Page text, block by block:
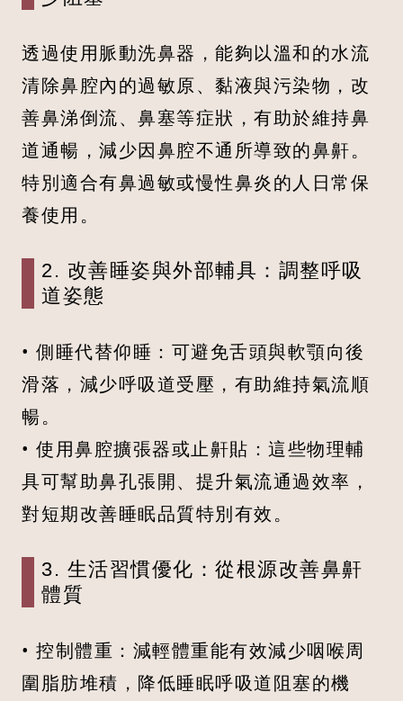
透過使用脈動洗鼻器，能夠以溫和的水流
清除鼻腔內的過敏原、黏液與污染物，改
善鼻涕倒流、鼻塞等症狀，有助於維持鼻
道通暢，減少因鼻腔不通所導致的鼻鼾。
特別適合有鼻過敏或慢性鼻炎的人日常保
養使用。
2. 改善睡姿與外部輔具：調整呼吸
道姿態
• 側睡代替仰睡：可避免舌頭與軟顎向後
滑落，減少呼吸道受壓，有助維持氣流順
暢。
• 使用鼻腔擴張器或止鼾貼：這些物理輔
具可幫助鼻孔張開、提升氣流通過效率，
對短期改善睡眠品質特別有效。
3. 生活習慣優化：從根源改善鼻鼾
體質
• 控制體重：減輕體重能有效減少咽喉周
圍脂肪堆積，降低睡眠呼吸道阻塞的機